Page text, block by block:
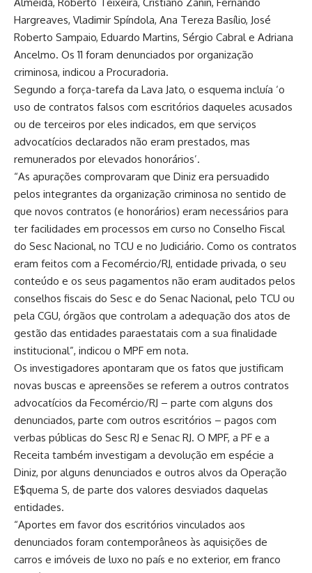
Hargreaves, Vladimir Spíndola, Ana Tereza Basílio, José
Roberto Sampaio, Eduardo Martins, Sérgio Cabral e Adriana
Ancelmo. Os 11 foram denunciados por organização
criminosa, indicou a Procuradoria.
Segundo a força-tarefa da Lava Jato, o esquema incluía ‘o
uso de contratos falsos com escritórios daqueles acusados
ou de terceiros por eles indicados, em que serviços
advocatícios declarados não eram prestados, mas
remunerados por elevados honorários’.
“As apurações comprovaram que Diniz era persuadido
pelos integrantes da organização criminosa no sentido de
que novos contratos (e honorários) eram necessários para
ter facilidades em processos em curso no Conselho Fiscal
do Sesc Nacional, no TCU e no Judiciário. Como os contratos
eram feitos com a Fecomércio/RJ, entidade privada, o seu
conteúdo e os seus pagamentos não eram auditados pelos
conselhos fiscais do Sesc e do Senac Nacional, pelo TCU ou
pela CGU, órgãos que controlam a adequação dos atos de
gestão das entidades paraestatais com a sua finalidade
institucional”, indicou o MPF em nota.
Os investigadores apontaram que os fatos que justificam
novas buscas e apreensões se referem a outros contratos
advocatícios da Fecomércio/RJ – parte com alguns dos
denunciados, parte com outros escritórios – pagos com
verbas públicas do Sesc RJ e Senac RJ. O MPF, a PF e a
Receita também investigam a devolução em espécie a
Diniz, por alguns denunciados e outros alvos da Operação
E$quema S, de parte dos valores desviados daquelas
entidades.
“Aportes em favor dos escritórios vinculados aos
denunciados foram contemporâneos às aquisições de
carros e imóveis de luxo no país e no exterior, em franco